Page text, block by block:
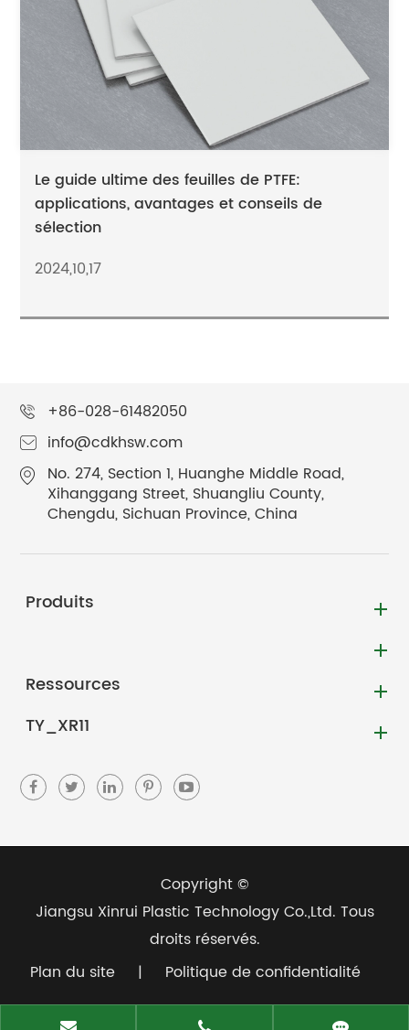
Le guide ultime des feuilles de PTFE:
applications, avantages et conseils de
sélection
2024,10,17
+86-028-61482050
info@cdkhsw.com
No. 274, Section 1, Huanghe Middle Road,
Xihanggang Street, Shuangliu County,
Chengdu, Sichuan Province, China
Produits
Ressources
TY_XR11
Copyright ©
Jiangsu Xinrui Plastic Technology Co.,Ltd. Tous
droits réservés.
Plan du site
| Politique de confidentialité